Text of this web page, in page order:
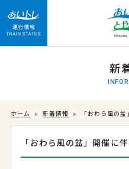
運行情報 列車の
新
ホーム 新着情報 「おわら風の
「おわら風の盆」開催に